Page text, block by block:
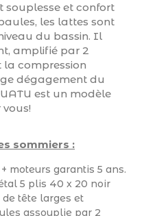
souplesse et confort
les lattes sont
du bassin. Il
amplifié par 2
la compression
dégagement du
est un modèle
sommiers :
moteurs garantis 5 ans.
5 plis 40 x 20 noir
tête larges et
assouplie par 2